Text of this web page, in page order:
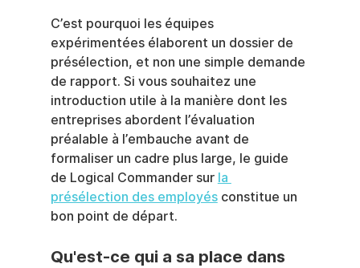
C’est pourquoi les équipes
expérimentées élaborent un dossier de
présélection, et non une simple demande
de rapport. Si vous souhaitez une
introduction utile à la manière dont les
entreprises abordent l’évaluation
préalable à l’embauche avant de
formaliser un cadre plus large, le guide
de Logical Commander sur la
présélection des employés constitue un
bon point de départ.
Qu'est-ce qui a sa place dans